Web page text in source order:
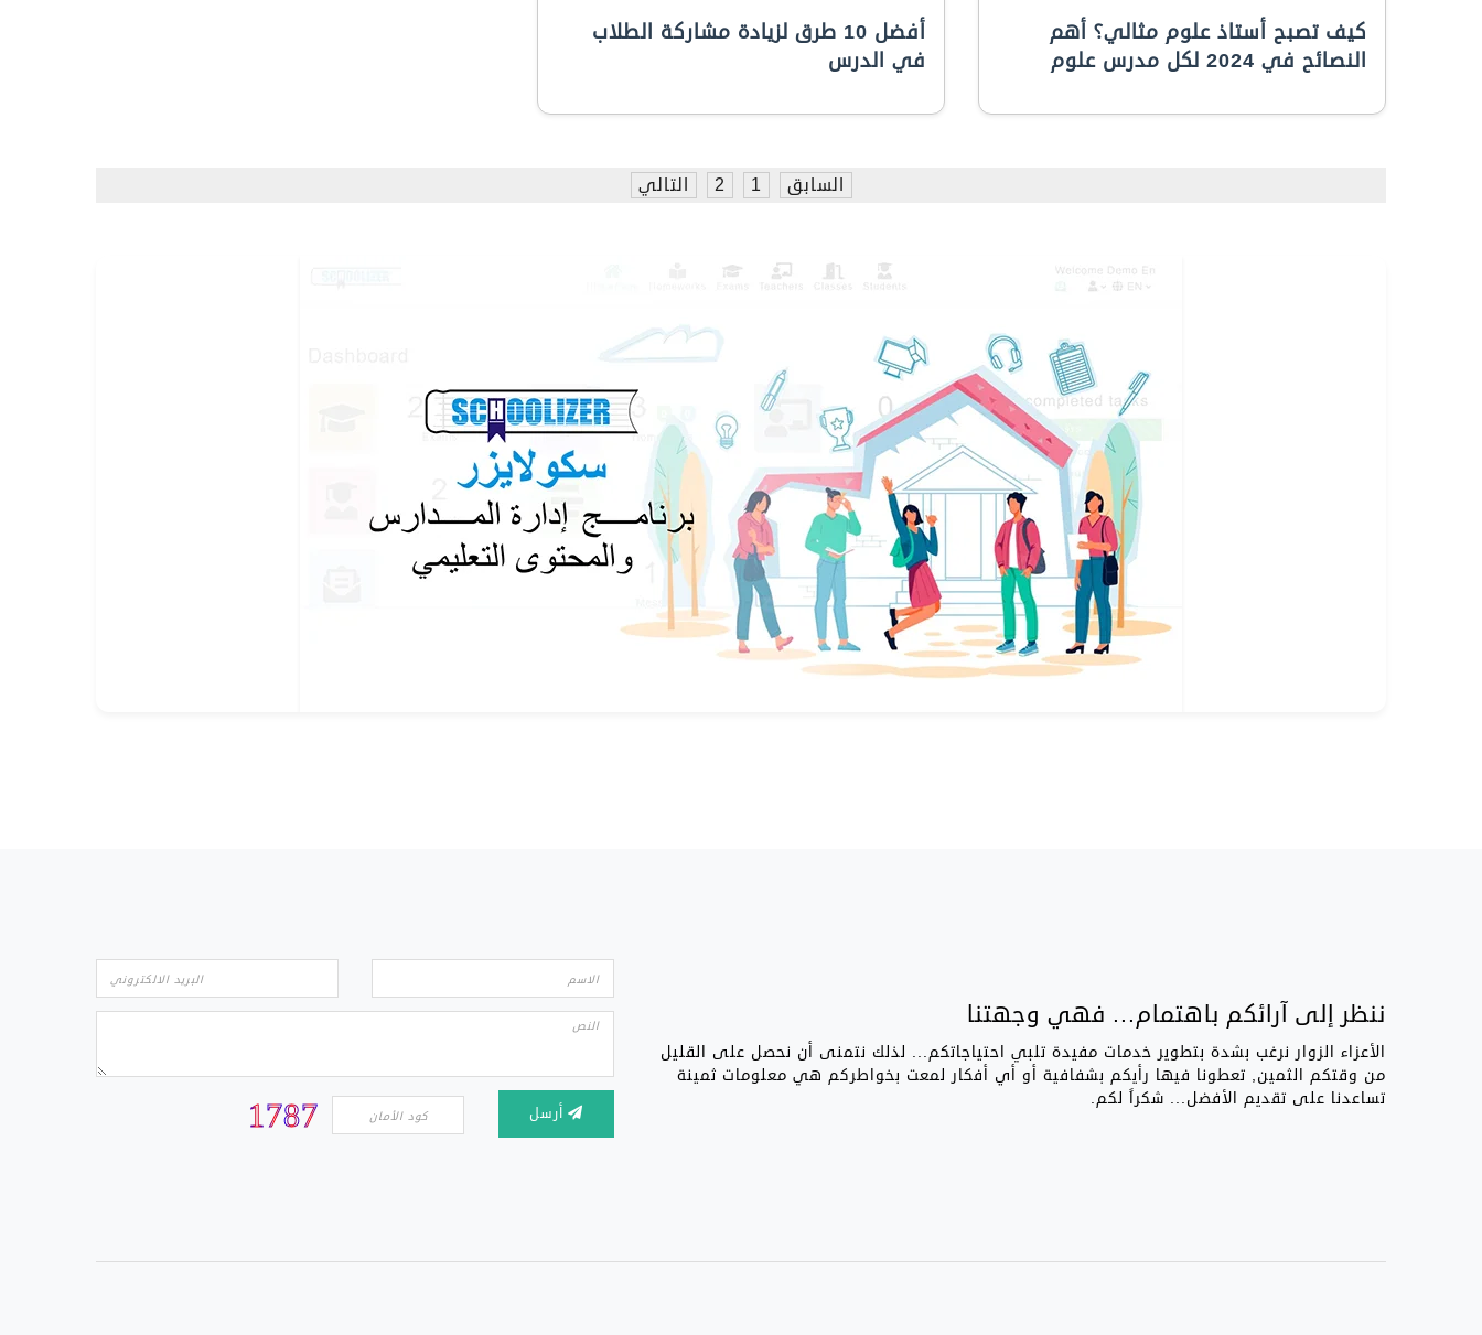
كيف تصبح أستاذ علوم مثالي؟ أهم
النصائح في 2024 لكل مدرس علوم
أفضل 10 طرق لزيادة مشاركة الطلاب
في الدرس
السابق 1
2 التالي
ننظر إلى آرائكم باهتمام... فهي وجهتنا
الأعزاء الزوار نرغب بشدة بتطوير خدمات مفيدة تلبي احتياجاتكم... لذلك نتمنى أن نحصل على القليل
من وقتكم الثمين, تعطونا فيها رأيكم بشفافية أو أي أفكار لمعت بخواطركم هي معلومات ثمينة
تساعدنا على تقديم الأفضل... شكراً لكم.
أرسل